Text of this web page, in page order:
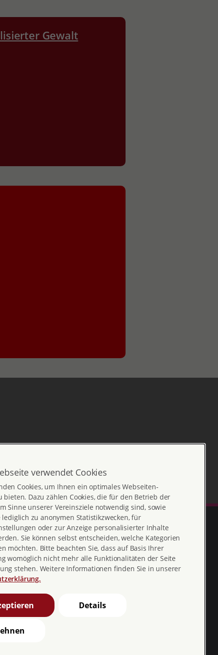
Gewalt
Erklärung zur
Barrierefreiheit
Barriere melden
verwendet Cookies
Cookies, um Ihnen ein optimales Webseiten-
bieten. Dazu zählen Cookies, die für den Betrieb der
Sinne unserer Vereinsziele notwendig sind, sowie
lediglich zu anonymen Statistikzwecken, für
oder zur Anzeige personalisierter Inhalte
Sie können selbst entscheiden, welche Kategorien
möchten. Bitte beachten Sie, dass auf Basis Ihrer
womöglich nicht mehr alle Funktionalitäten der Seite
stehen. Weitere Informationen finden Sie in unserer
Details